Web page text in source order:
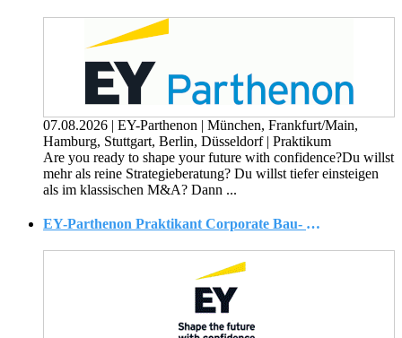
07.08.2026 | EY-Parthenon | München, Frankfurt/Main,
Hamburg, Stuttgart, Berlin, Düsseldorf | Praktikum
Are you ready to shape your future with confidence?Du willst
mehr als reine Strategieberatung? Du willst tiefer einsteigen
als im klassischen M&A? Dann ...
EY-Parthenon Praktikant Corporate Bau- / Wirtschaftsingenieurwesen, Architektur Real Estate (w/m/d)